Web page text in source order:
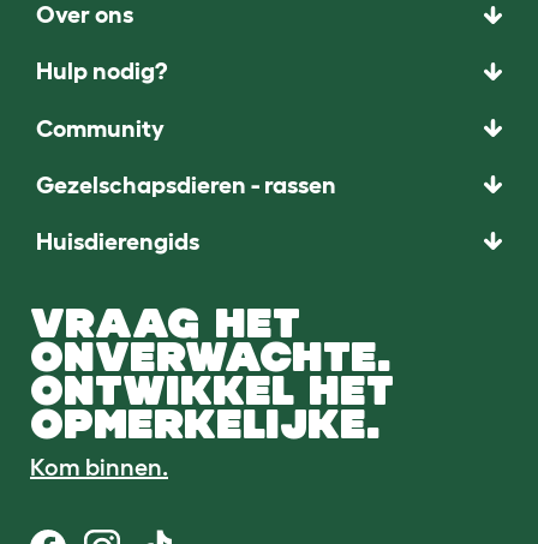
Over ons
Hulp nodig?
Community
Gezelschapsdieren - rassen
Huisdierengids
VRAAG HET
ONVERWACHTE.
ONTWIKKEL HET
OPMERKELIJKE.
Kom binnen.